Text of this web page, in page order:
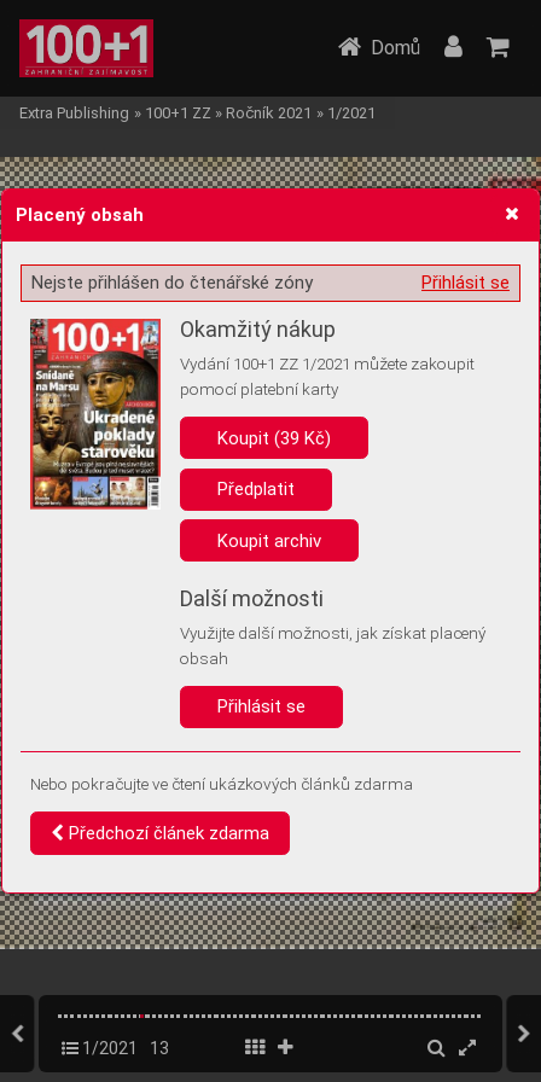
Žádost o souhlas s ukládáním volitelných informací
Pro základní fungování webu nepotřebujeme ukládat žádné informace
(tzv. cookies apod.). Rádi bychom vás ale požádali o souhlas s
uložením volitelných informací:
Anonymní unikátní ID
Díky němu příště poznáme, že se jedná o stejné zařízení, a
Identifikátor je zcela anonymní.
Vaše souhlasy a odmítnutí si ukládáme do vašeho zařízení, abychom se
vás už příště znovu neptali. Můžete je kdykoli později upravit ve Správě
Domů
Extra Publishing » 100+1 ZZ » Ročník 2021 » 1/2021
1/2021 13
Placený obsah
Přihlásit se
Nejste přihlášen do čtenářské zóny
Okamžitý nákup
Vydání 100+1 ZZ 1/2021 můžete zakoupit
pomocí platební karty
Koupit (39 Kč)
Předplatit
Koupit archiv
Další možnosti
Využijte další možnosti, jak získat placený
obsah
Přihlásit se
Nebo pokračujte ve čtení ukázkových článků zdarma
Předchozí článek zdarma